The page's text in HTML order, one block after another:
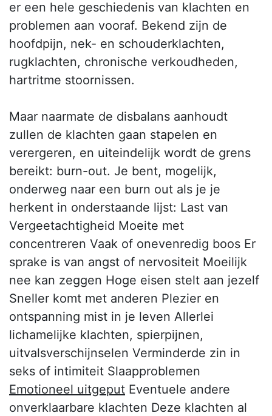
er een hele geschiedenis van klachten en
problemen aan vooraf. Bekend zijn de
hoofdpijn, nek- en schouderklachten,
rugklachten, chronische verkoudheden,
hartritme stoornissen.
Maar naarmate de disbalans aanhoudt
zullen de klachten gaan stapelen en
verergeren, en uiteindelijk wordt de grens
bereikt: burn-out. Je bent, mogelijk,
onderweg naar een burn out als je je
herkent in onderstaande lijst: Last van
Vergeetachtigheid Moeite met
concentreren Vaak of onevenredig boos Er
sprake is van angst of nervositeit Moeilijk
nee kan zeggen Hoge eisen stelt aan jezelf
Sneller komt met anderen Plezier en
ontspanning mist in je leven Allerlei
lichamelijke klachten, spierpijnen,
uitvalsverschijnselen Verminderde zin in
seks of intimiteit Slaapproblemen
Emotioneel uitgeput Eventuele andere
onverklaarbare klachten Deze klachten al